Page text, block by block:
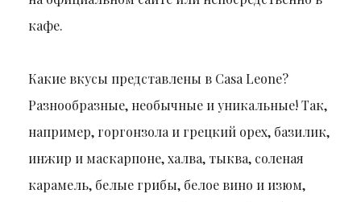
кафе.
Какие вкусы представлены в Casa Leone?
Разнообразные, необычные и уникальные! Так,
например, горгонзола и грецкий орех, базилик,
инжир и маскарпоне, халва, тыква, соленая
карамель, белые грибы, белое вино и изюм,